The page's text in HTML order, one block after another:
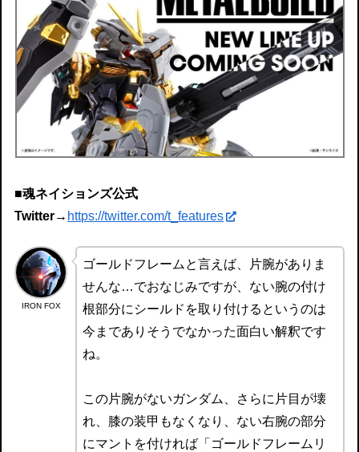
■魂ネイションズ公式
Twitter→ https://twitter.com/t_features
IRON FOX
ゴールドフレームと言えば、片腕がありま
せんな…でおなじみですが、ない腕の付け
根部分にシールドを取り付けるというのは
今までありそうでなかった面白い解釈です
ね。
この片腕がないガンダム、さらに片目が壊
れ、膝の装甲もなくなり、ない右腕の部分
にマントを付ければ「ゴールドフレームリ